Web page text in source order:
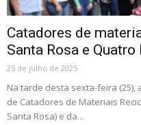
Catadores de
Santa Rosa e Quatro
25 de julho de 2025
Na tarde desta sexta-feira (25),
de Catadores de Materiais
Santa Rosa) e da...